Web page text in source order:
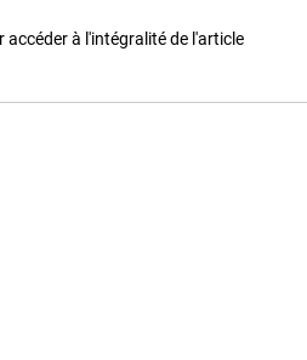
accéder à l'intégralité de l'article